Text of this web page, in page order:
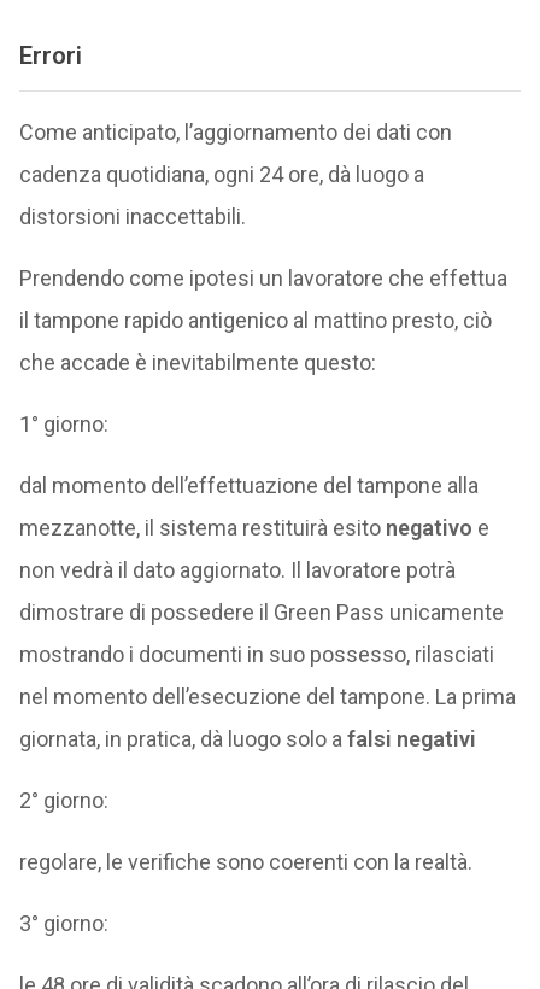
Errori
Come anticipato, l’aggiornamento dei dati con
cadenza quotidiana, ogni 24 ore, dà luogo a
distorsioni inaccettabili.
Prendendo come ipotesi un lavoratore che effettua
il tampone rapido antigenico al mattino presto, ciò
che accade è inevitabilmente questo:
1° giorno:
dal momento dell’effettuazione del tampone alla
mezzanotte, il sistema restituirà esito negativo e
non vedrà il dato aggiornato. Il lavoratore potrà
dimostrare di possedere il Green Pass unicamente
mostrando i documenti in suo possesso, rilasciati
nel momento dell’esecuzione del tampone. La prima
giornata, in pratica, dà luogo solo a falsi negativi
2° giorno:
regolare, le verifiche sono coerenti con la realtà.
3° giorno: